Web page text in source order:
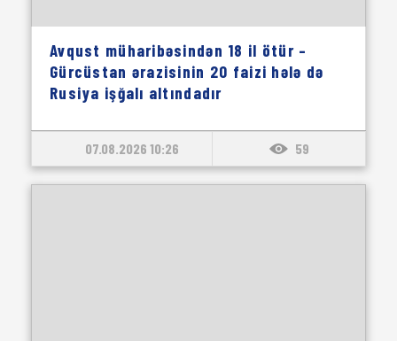
Avqust müharibəsindən 18 il ötür –
Gürcüstan ərazisinin 20 faizi hələ də
Rusiya işğalı altındadır
07.08.2026 10:26 59